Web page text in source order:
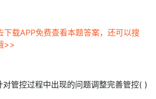
下载APP免费查看本题答案，还可以搜
>>
对管控过程中出现的问题调整完善管控( )